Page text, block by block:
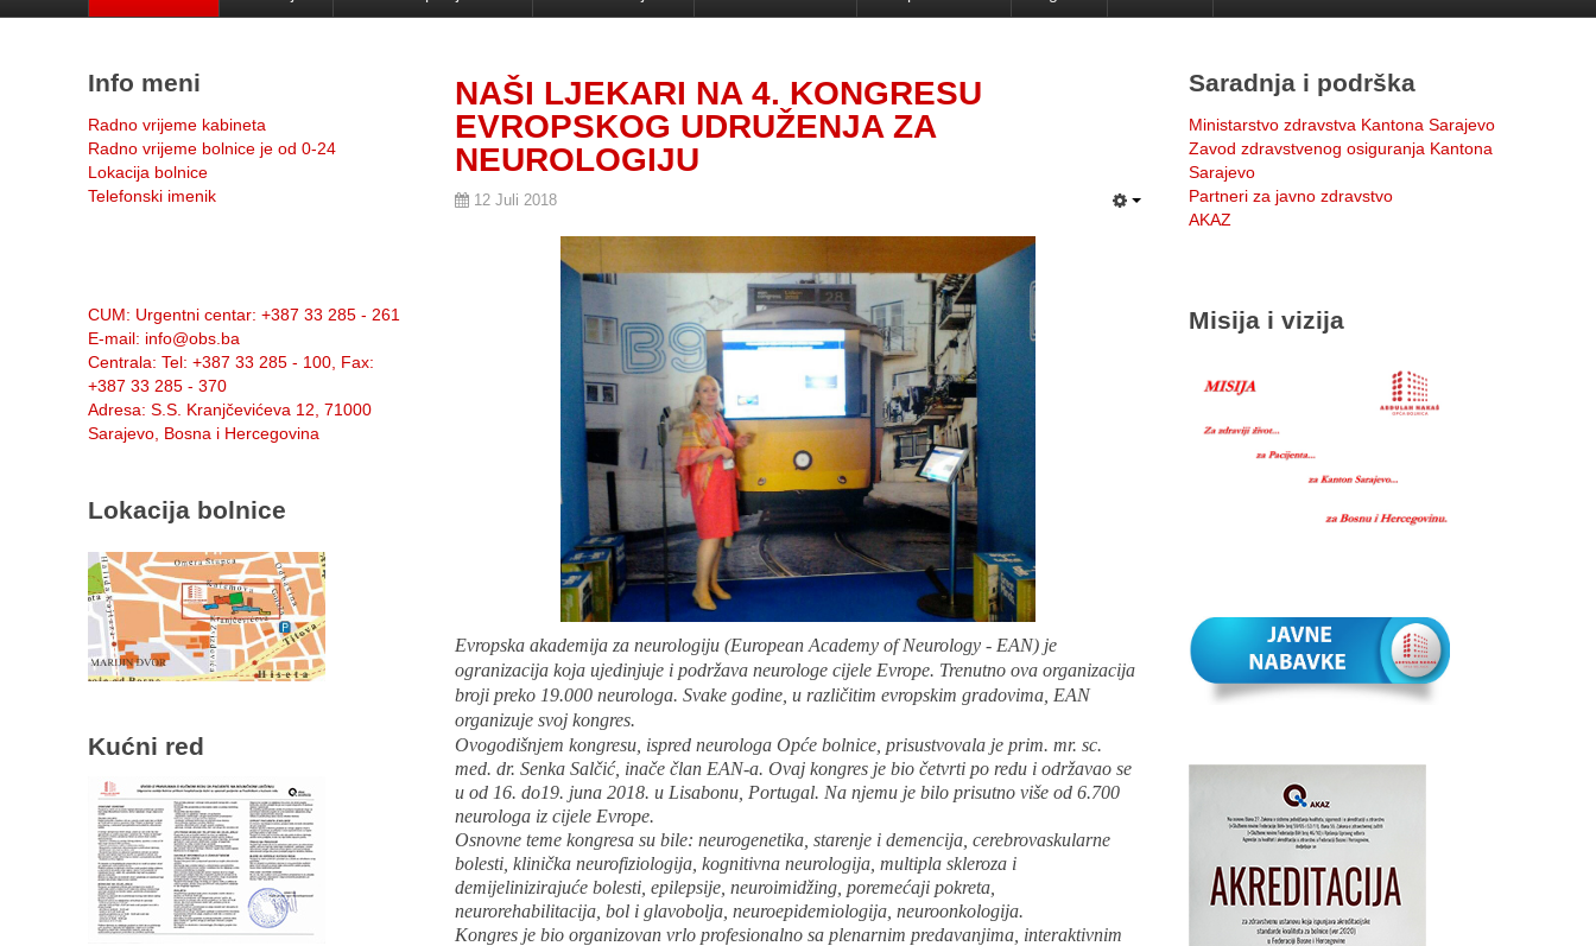
NAŠI LJEKARI NA 4. KONGRESU
EVROPSKOG UDRUŽENJA ZA
NEUROLOGIJU
12 Juli 2018
Evropska akademija za neurologiju (European Academy of Neurology - EAN) je
ogranizacija koja ujedinjuje i podržava neurologe cijele Evrope. Trenutno ova organizacija
broji preko 19.000 neurologa. Svake godine, u različitim evropskim gradovima, EAN
organizuje svoj kongres.
Ovogodišnjem kongresu, ispred neurologa Opće bolnice, prisustvovala je prim. mr. sc.
med. dr. Senka Salčić, inače član EAN-a. Ovaj kongres je bio četvrti po redu i održavao se
u od 16. do19. juna 2018. u Lisabonu, Portugal. Na njemu je bilo prisutno više od 6.700
neurologa iz cijele Evrope.
Osnovne teme kongresa su bile: neurogenetika, starenje i demencija, cerebrovaskularne
bolesti, klinička neurofiziologija, kognitivna neurologija, multipla skleroza i
demijelinizirajuće bolesti, epilepsije, neuroimidžing, poremećaji pokreta,
neurorehabilitacija, bol i glavobolja, neuroepidemiologija, neuroonkologija.
Kongres je bio organizovan vrlo profesionalno sa plenarnim predavanjima, interaktivnim
Info meni
Radno vrijeme kabineta
Radno vrijeme bolnice je od 0-24
Lokacija bolnice
Telefonski imenik
CUM: Urgentni centar: +387 33 285 - 261
E-mail: info@obs.ba
Centrala: Tel: +387 33 285 - 100, Fax:
+387 33 285 - 370
Adresa: S.S. Kranjčevićeva 12, 71000
Sarajevo, Bosna i Hercegovina
Lokacija bolnice
Kućni red
Saradnja i podrška
Ministarstvo zdravstva Kantona Sarajevo
Zavod zdravstvenog osiguranja Kantona
Sarajevo
Partneri za javno zdravstvo
AKAZ
Misija i vizija